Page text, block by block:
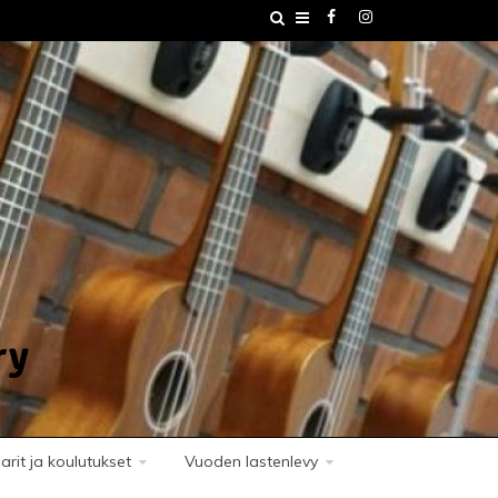
ja koulutukset Vuoden lastenlevy